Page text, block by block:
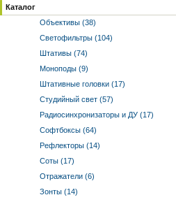
Каталог
Объективы (38)
Светофильтры (104)
Штативы (74)
Моноподы (9)
Штативные головки (17)
Студийный свет (57)
Радиосинхронизаторы и ДУ (17)
Софтбоксы (64)
Рефлекторы (14)
Соты (17)
Отражатели (6)
Зонты (14)